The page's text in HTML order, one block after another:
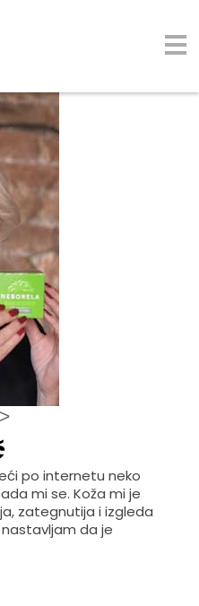
po internetu neko
mi se. Koža mi je
zategnutija i izgleda
da je